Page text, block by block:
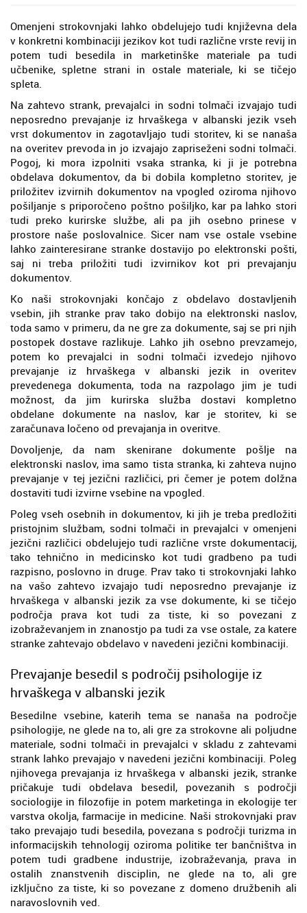
Omenjeni strokovnjaki lahko obdelujejo tudi književna dela
v konkretni kombinaciji jezikov kot tudi različne vrste revij in
potem tudi besedila in marketinške materiale pa tudi
učbenike, spletne strani in ostale materiale, ki se tičejo
spleta.
Na zahtevo strank, prevajalci in sodni tolmači izvajajo tudi
neposredno prevajanje iz hrvaškega v albanski jezik vseh
vrst dokumentov in zagotavljajo tudi storitev, ki se nanaša
na overitev prevoda in jo izvajajo zapriseženi sodni tolmači.
Pogoj, ki mora izpolniti vsaka stranka, ki ji je potrebna
obdelava dokumentov, da bi dobila kompletno storitev, je
priložitev izvirnih dokumentov na vpogled oziroma njihovo
pošiljanje s priporočeno poštno pošiljko, kar pa lahko stori
tudi preko kurirske službe, ali pa jih osebno prinese v
prostore naše poslovalnice. Sicer nam vse ostale vsebine
lahko zainteresirane stranke dostavijo po elektronski pošti,
saj ni treba priložiti tudi izvirnikov kot pri prevajanju
dokumentov.
Ko naši strokovnjaki končajo z obdelavo dostavljenih
vsebin, jih stranke prav tako dobijo na elektronski naslov,
toda samo v primeru, da ne gre za dokumente, saj se pri njih
postopek dostave razlikuje. Lahko jih osebno prevzamejo,
potem ko prevajalci in sodni tolmači izvedejo njihovo
prevajanje iz hrvaškega v albanski jezik in overitev
prevedenega dokumenta, toda na razpolago jim je tudi
možnost, da jim kurirska služba dostavi kompletno
obdelane dokumente na naslov, kar je storitev, ki se
zaračunava ločeno od prevajanja in overitve.
Dovoljenje, da nam skenirane dokumente pošlje na
elektronski naslov, ima samo tista stranka, ki zahteva nujno
prevajanje v tej jezični različici, pri čemer je potem dolžna
dostaviti tudi izvirne vsebine na vpogled.
Poleg vseh osebnih in dokumentov, ki jih je treba predložiti
pristojnim službam, sodni tolmači in prevajalci v omenjeni
jezični različici obdelujejo tudi različne vrste dokumentacij,
tako tehnično in medicinsko kot tudi gradbeno pa tudi
razpisno, poslovno in druge. Prav tako ti strokovnjaki lahko
na vašo zahtevo izvajajo tudi neposredno prevajanje iz
hrvaškega v albanski jezik za vse dokumente, ki se tičejo
področja prava kot tudi za tiste, ki so povezani z
izobraževanjem in znanostjo pa tudi za vse ostale, za katere
stranke zahtevajo obdelavo v navedeni jezični kombinaciji.
Prevajanje besedil s področij psihologije iz
hrvaškega v albanski jezik
Besedilne vsebine, katerih tema se nanaša na področje
psihologije, ne glede na to, ali gre za strokovne ali poljudne
materiale, sodni tolmači in prevajalci v skladu z zahtevami
strank lahko prevajajo v navedeni jezični kombinaciji. Poleg
njihovega prevajanja iz hrvaškega v albanski jezik, stranke
pričakuje tudi obdelava besedil, povezanih s področji
sociologije in filozofije in potem marketinga in ekologije ter
varstva okolja, farmacije in medicine. Naši strokovnjaki prav
tako prevajajo tudi besedila, povezana s področji turizma in
informacijskih tehnologij oziroma politike ter bančništva in
potem tudi gradbene industrije, izobraževanja, prava in
ostalih znanstvenih disciplin, ne glede na to, ali gre
izključno za tiste, ki so povezane z domeno družbenih ali
naravoslovnih ved.